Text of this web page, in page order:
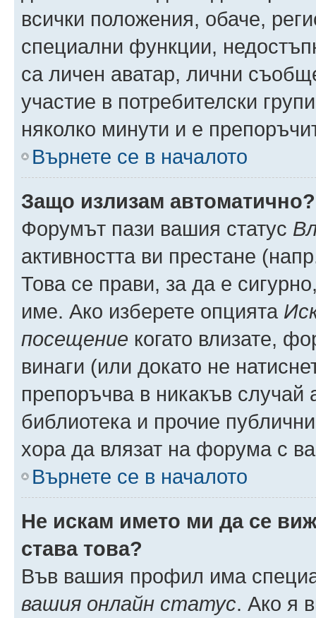
всички положения, обаче,
специални функции,
са личен аватар, лични
участие в потребителски
няколко минути и е
Върнете се в началото
Защо излизам автоматично?
Форумът пази вашия статус
активността ви престане
Това се прави, за да е
име. Ако изберете опцията
посещение когато влизате,
винаги (или докато не
препоръчва в никакъв случай
библиотека и прочие
хора да влязат на форума с
Върнете се в началото
Не искам името ми да се
става това?
Във вашия профил има
вашия онлайн статус. Ако я